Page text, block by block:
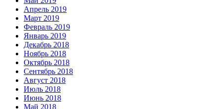
Апрель 2019
Март 2019
Февраль 2019
Январь 2019
Декабрь 2018
Ноябрь 2018
Октябрь 2018
Сентябрь 2018
Август 2018
Июль 2018
Июнь 2018
Май 2018